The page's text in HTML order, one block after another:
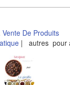
Vente De Produits
| autres pour